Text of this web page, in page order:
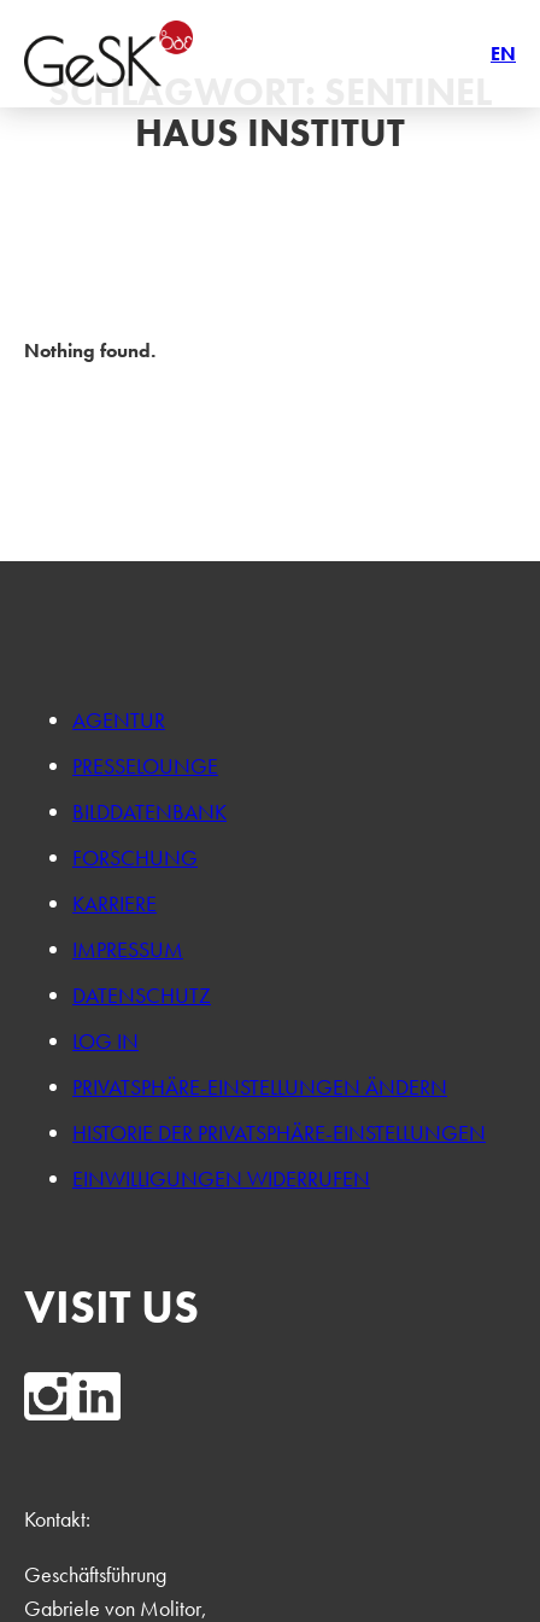
EN
SCHLAGWORT:
HAUS INSTITUT
Nothing found.
AGENTUR
PRESSELOUNGE
BILDDATENBANK
FORSCHUNG
KARRIERE
IMPRESSUM
DATENSCHUTZ
LOG IN
PRIVATSPHÄRE-EINSTELLUNGEN ÄNDERN
HISTORIE DER PRIVATSPHÄRE-EINSTELLUNGEN
EINWILLIGUNGEN WIDERRUFEN
VISIT US
Kontakt:
Geschäftsführung
Gabriele von Molitor,